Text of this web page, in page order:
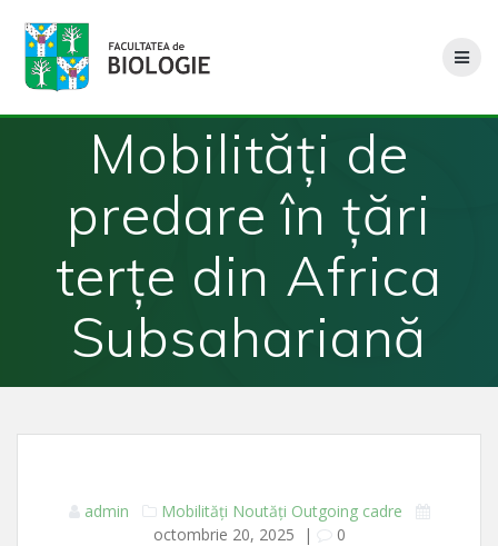
Mobilități de
predare în ţări
terţe din Africa
Subsahariană
admin Mobilități Noutăți Outgoing cadre
octombrie 20, 2025 | 0